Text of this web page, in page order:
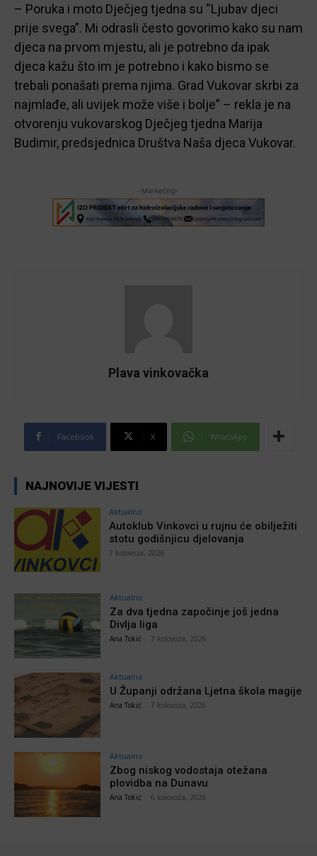
– Poruka i moto Dječjeg tjedna su “Ljubav djeci
prije svega”. Mi odrasli često govorimo kako su nam
djeca na prvom mjestu, ali je potrebno da ipak
djeca kažu što im je potrebno i kako bismo se
trebali ponašati prema njima. Grad Vukovar skrbi za
najmlađe, ali uvijek može više i bolje” – rekla je na
otvorenju vukovarskog Dječjeg tjedna Marija
Budimir, predsjednica Društva Naša djeca Vukovar.
-Marketing-
Plava vinkovačka
Facebook X WhatsApp
NAJNOVIJE VIJESTI
Aktualno
Autoklub Vinkovci u rujnu će obilježiti
stotu godišnjicu djelovanja
7 kolovoza, 2026
Aktualno
Za dva tjedna započinje još jedna
Divlja liga
Ana Tokić 7 kolovoza, 2026
Aktualno
U Županji održana Ljetna škola magije
Ana Tokić 7 kolovoza, 2026
Aktualno
Zbog niskog vodostaja otežana
plovidba na Dunavu
Ana Tokić 6 kolovoza, 2026